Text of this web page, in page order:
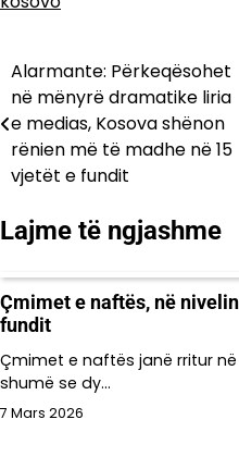
Lëvizje
te
postimet
Alarmante: Përkeqësohet
në mënyrë dramatike liria
e medias, Kosova shënon
rënien më të madhe në 15
vjetët e fundit
Lajme të ngjashme
Çmimet e naftës, në
fundit
Çmimet e naftës janë rritur
shumë se dy…
7 Mars 2026